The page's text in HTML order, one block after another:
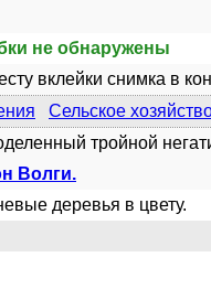
не обнаружены
вклейки снимка в
Сельское
тройной
Волги.
деревья в цвету.